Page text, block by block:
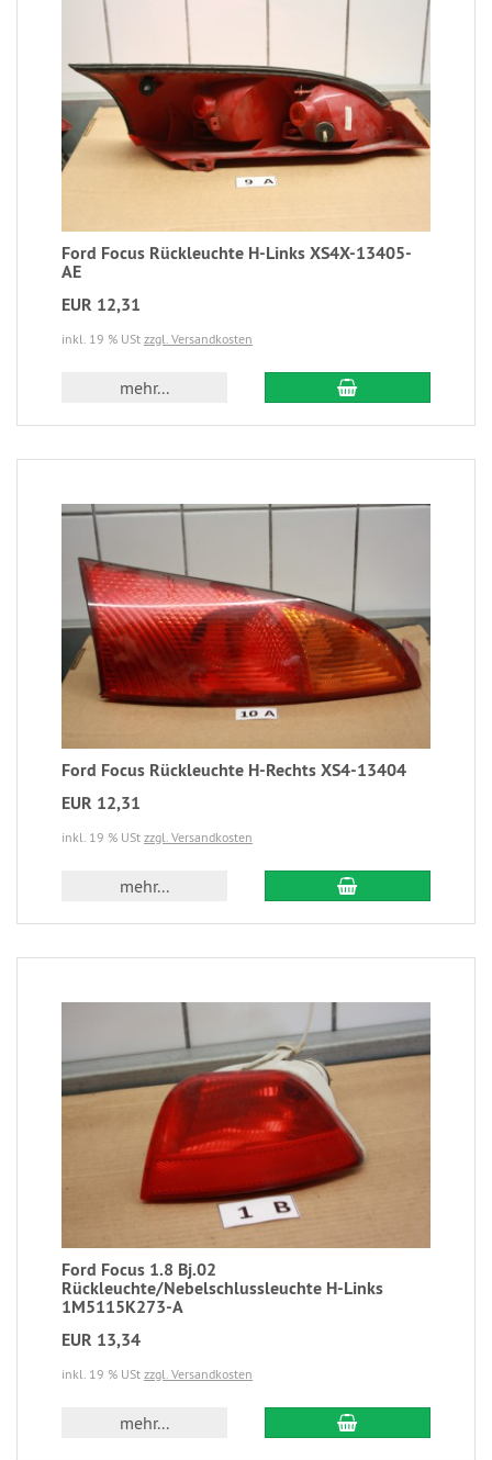
Ford Focus Rückleuchte H-Links XS4X-13405-
AE
EUR 12,31
inkl. 19 % USt zzgl. Versandkosten
mehr...
Ford Focus Rückleuchte H-Rechts XS4-13404
EUR 12,31
inkl. 19 % USt zzgl. Versandkosten
mehr...
Ford Focus 1.8 Bj.02
Rückleuchte/Nebelschlussleuchte H-Links
1M5115K273-A
EUR 13,34
inkl. 19 % USt zzgl. Versandkosten
mehr...